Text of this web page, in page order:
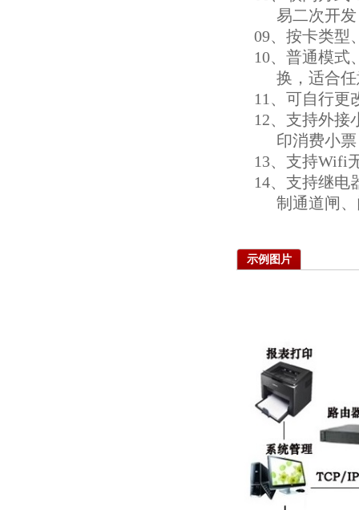
易二次开
09、按卡类型
10、普通模式
换，适合
11、可自行更
12、支持外接
印消费小
13、支持Wifi
14、支持继电
制通道闸
示例图片